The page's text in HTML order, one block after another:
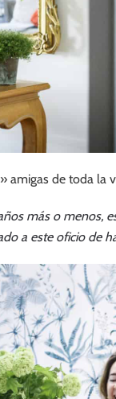
amigas de toda la
más o menos,
a este oficio de